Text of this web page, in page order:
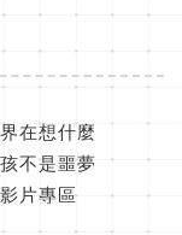
在想什麼
不是噩夢
影片專區